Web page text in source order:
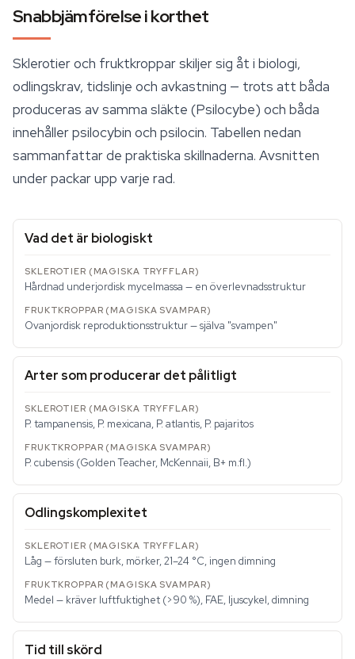
Snabbjämförelse i korthet
Sklerotier och fruktkroppar skiljer sig åt i biologi,
odlingskrav, tidslinje och avkastning — trots att båda
produceras av samma släkte (Psilocybe) och båda
innehållerpsilocybin och psilocin. Tabellen nedan
sammanfattar de praktiska skillnaderna. Avsnitten
under packar upp varje rad.
Vad det är biologiskt
Hårdnad underjordisk mycelmassa — en överlevnadsstruktur
Ovanjordisk reproduktionsstruktur — själva "svampen"
Arter som producerar det pålitligt
P. tampanensis, P. mexicana, P. atlantis, P. pajaritos
P. cubensis (Golden Teacher, McKennaii, B+ m.fl.)
Odlingskomplexitet
Låg — försluten burk, mörker, 21–24 °C, ingen dimning
Medel — kräver luftfuktighet (>90 %), FAE, ljuscykel, dimning
Tid till skörd